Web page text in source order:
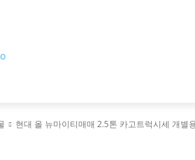
현대 올 뉴마이티매매 2.5톤 카고트럭시세 개별